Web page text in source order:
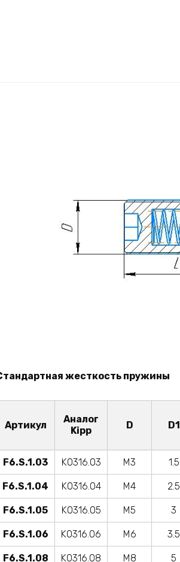
жесткость пружины
Артикул
Аналог
Kipp
D D1
F6.S.1.03 K0316.03 M3 1.5
F6.S.1.04 K0316.04 M4 2.5
F6.S.1.05 K0316.05 M5 3
F6.S.1.06 K0316.06 M6 3.5
F6.S.1.08 K0316.08 M8 5